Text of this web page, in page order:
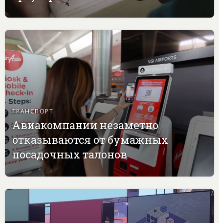
ТРАНСПОРТ
Авиакомпании незаметно
отказываются от бумажных
посадочных талонов